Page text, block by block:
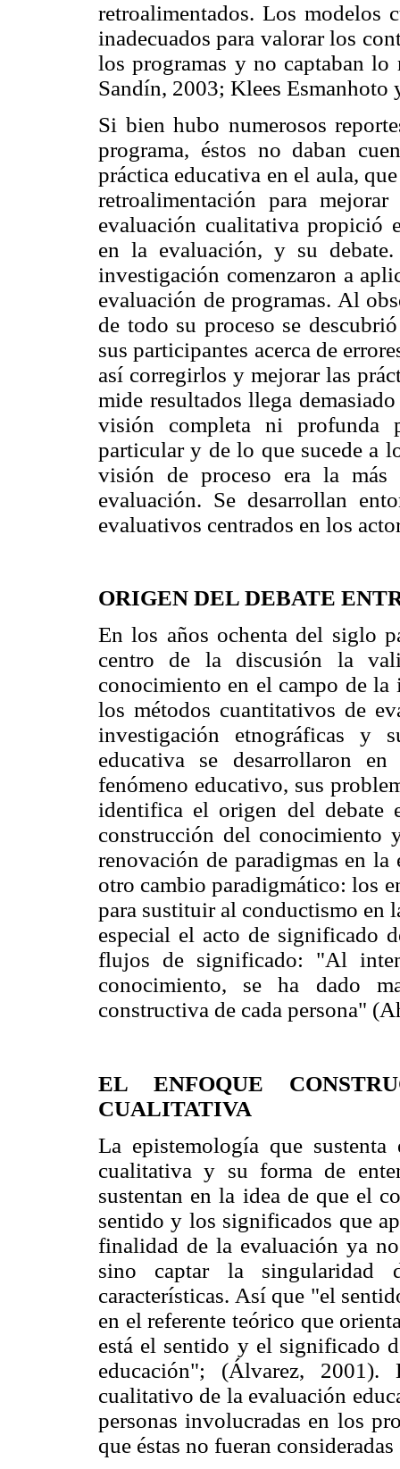
retroalimentados. Los modelos
inadecuados para valorar los
los programas y no captaban lo
Sandín, 2003; Klees Esmanhoto
Si bien hubo numerosos
programa, éstos no daban
práctica educativa en el aula,
retroalimentación para
evaluación cualitativa propició
en la evaluación, y su
investigación comenzaron a
evaluación de programas. Al
de todo su proceso se
sus participantes acerca de
así corregirlos y mejorar las
mide resultados llega
visión completa ni profunda
particular y de lo que sucede a
visión de proceso era la más
evaluación. Se desarrollan
evaluativos centrados en los
ORIGEN DEL DEBATE
En los años ochenta del siglo
centro de la discusión la
conocimiento en el campo de
los métodos cuantitativos de
investigación etnográficas y
educativa se desarrollaron
fenómeno educativo, sus
identifica el origen del debate
construcción del
renovación de paradigmas en
otro cambio paradigmático: los
para sustituir al conductismo en
especial el acto de significado
flujos de significado: "Al
conocimiento, se ha dado
constructiva de cada persona"
EL ENFOQUE
CUALITATIVA
La epistemología que
cualitativa y su forma de
sustentan en la idea de que el
sentido y los significados que
finalidad de la evaluación ya
sino captar la singularidad
características. Así que "el
en el referente teórico que
está el sentido y el significado
educación"; (Álvarez,
cualitativo de la evaluación
personas involucradas en los
que éstas no fueran